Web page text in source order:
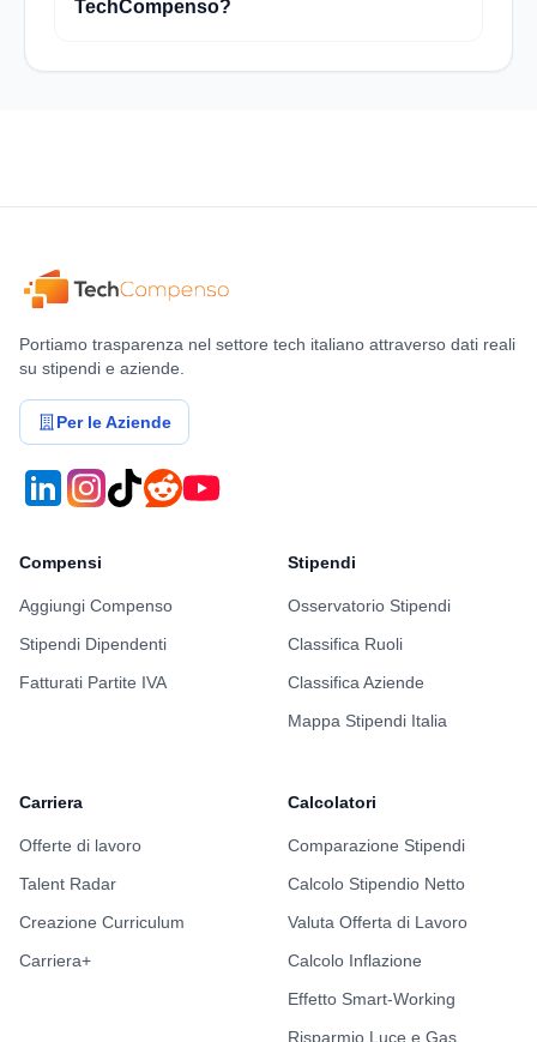
TechCompenso?
Portiamo trasparenza nel settore tech italiano attraverso dati reali
su stipendi e aziende.
Per le Aziende
Compensi
Aggiungi Compenso
Stipendi Dipendenti
Fatturati Partite IVA
Stipendi
Osservatorio Stipendi
Classifica Ruoli
Classifica Aziende
Mappa Stipendi Italia
Carriera
Offerte di lavoro
Talent Radar
Creazione Curriculum
Carriera+
Calcolatori
Comparazione Stipendi
Calcolo Stipendio Netto
Valuta Offerta di Lavoro
Calcolo Inflazione
Effetto Smart-Working
Risparmio Luce e Gas